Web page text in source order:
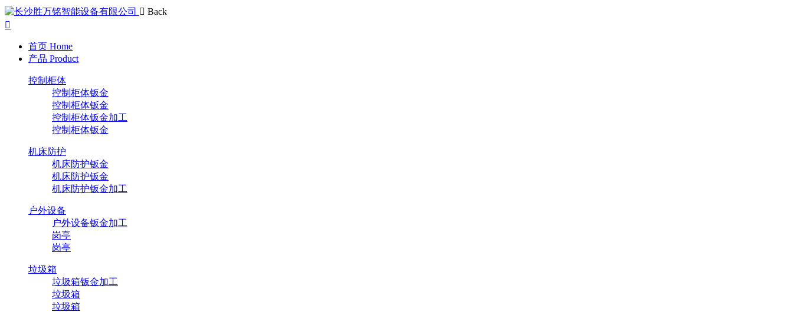
Back
首页 Home
产品 Product
控制柜体
控制柜体钣金
控制柜体钣金
控制柜体钣金加工
控制柜体钣金
机床防护
机床防护钣金
机床防护钣金
机床防护钣金加工
户外设备
户外设备钣金加工
岗亭
岗亭
垃圾箱
垃圾箱钣金加工
垃圾箱
垃圾箱